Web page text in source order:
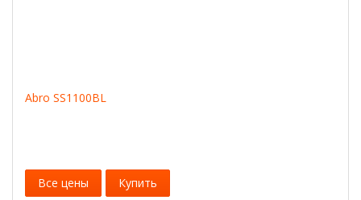
Abro SS1100BL
Все цены Купить